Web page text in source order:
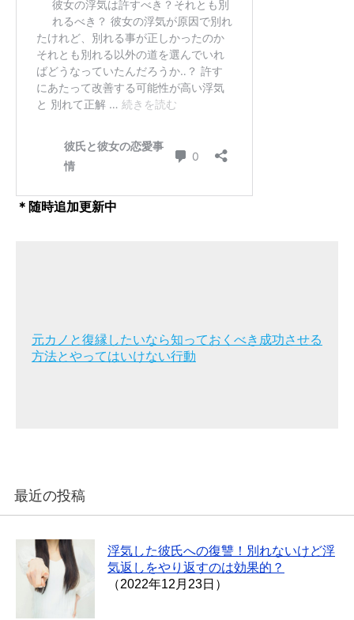
＊随時追加更新中
元カノと復縁したいなら知っておくべき成功させる
方法とやってはいけない行動
最近の投稿
浮気した彼氏への復讐！別れないけど浮
気返しをやり返すのは効果的？
（2022年12月23日）